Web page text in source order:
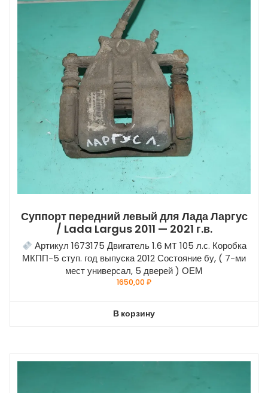
Суппорт передний левый для Лада Ларгус
/ Lada Largus 2011 — 2021 г.в.
Артикул 1673175 Двигатель 1.6 MT 105 л.с. Коробка
МКПП-5 ступ. год выпуска 2012 Состояние бу, ( 7-ми
мест универсал, 5 дверей ) ОЕМ
1650,00₽
В корзину